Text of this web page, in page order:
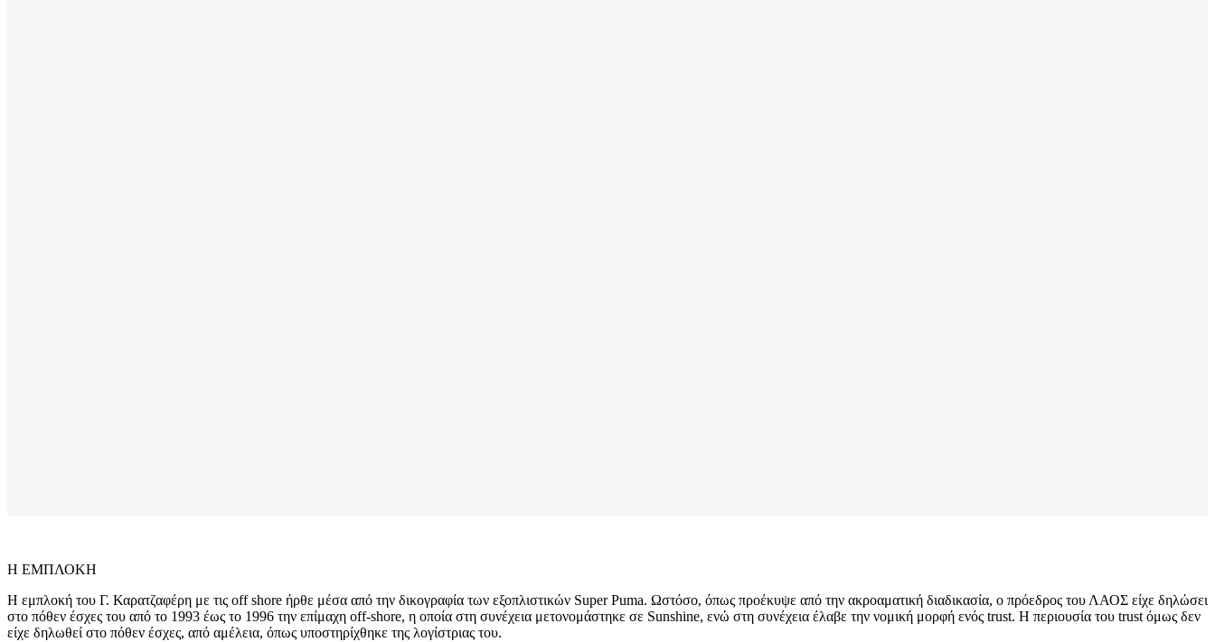
Η ΕΜΠΛΟΚΗ
Η εμπλοκή του Γ. Καρατζαφέρη με τις off shore ήρθε μέσα από την δικογραφία των εξοπλιστικών Super Puma. Ωστόσο, όπως προέκυψε από την ακροαματική διαδικασία, ο πρόεδρος του ΛΑΟΣ είχε δηλώσει
στο πόθεν έσχες του από το 1993 έως το 1996 την επίμαχη off-shore, η οποία στη συνέχεια μετονομάστηκε σε Sunshine, ενώ στη συνέχεια έλαβε την νομική μορφή ενός trust. Η περιουσία του trust όμως δεν
είχε δηλωθεί στο πόθεν έσχες, από αμέλεια, όπως υποστηρίχθηκε της λογίστριας του.